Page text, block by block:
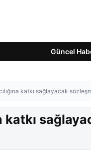
Güncel
katkı sağlayacak
katkı